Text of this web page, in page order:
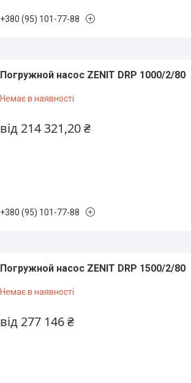
+380 (95) 101-77-88
Погружной насос ZENIT DRP 1000/2/80
Немає в наявності
від 214 321,20 ₴
+380 (95) 101-77-88
Погружной насос ZENIT DRP 1500/2/80
Немає в наявності
від 277 146 ₴